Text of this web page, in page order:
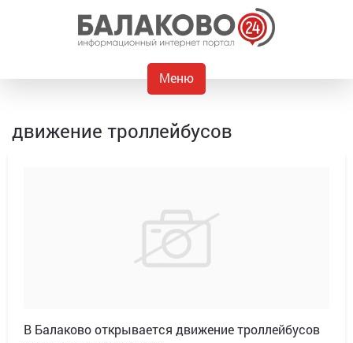
Меню
движение троллейбусов
В Балаково открывается движение троллейбусов